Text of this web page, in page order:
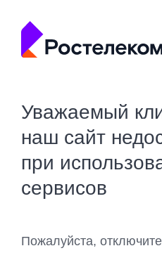
Уважаемый
наш сайт
при
сервисов
Пожалуйста,